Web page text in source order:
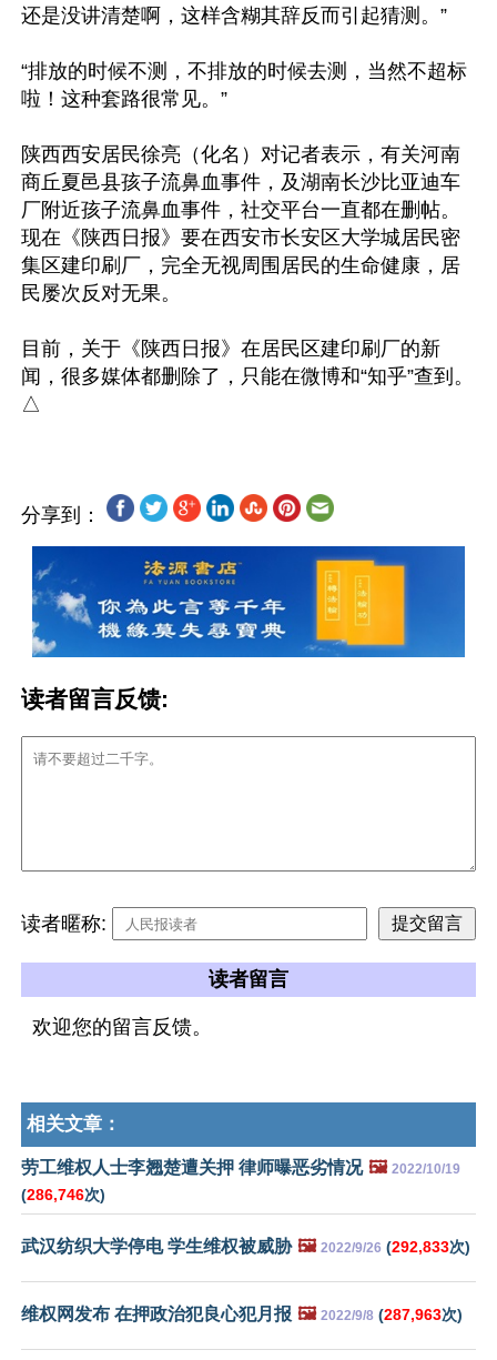
还是没讲清楚啊，这样含糊其辞反而引起猜测。”
“排放的时候不测，不排放的时候去测，当然不超标
啦！这种套路很常见。”
陕西西安居民徐亮（化名）对记者表示，有关河南
商丘夏邑县孩子流鼻血事件，及湖南长沙比亚迪车
厂附近孩子流鼻血事件，社交平台一直都在删帖。
现在《陕西日报》要在西安市长安区大学城居民密
集区建印刷厂，完全无视周围居民的生命健康，居
民屡次反对无果。
目前，关于《陕西日报》在居民区建印刷厂的新
闻，很多媒体都删除了，只能在微博和“知乎”查到。
分享到：
读者留言反馈:
读者暱称:
读者留言
欢迎您的留言反馈。
相关文章：
劳工维权人士李翘楚遭关押 律师曝恶劣情况 🖼️ 2022/10/19
(286,746次)
武汉纺织大学停电 学生维权被威胁 🖼️ 2022/9/26 (292,833次)
维权网发布 在押政治犯良心犯月报 🖼️ 2022/9/8 (287,963次)